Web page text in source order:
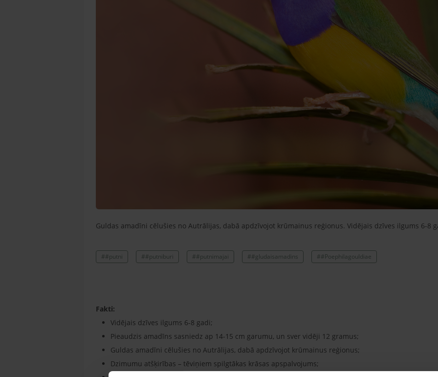
Guldas amadīni cēlušies no Autrālijas, dabā apdzīvojot krūmainus reģionus. Vidējais dzīves ilgums 6-8
##putni ##putniburi ##putnimajai ##gludaisamadins ##Poephilagouldiae
Fakti:
Vidējais dzīves ilgums 6-8 gadi;
Pieaudzis amadīns sasniedz ap 14-15 cm garumu, un sver vidēji 12 gramus;
Guldas amadīni cēlušies no Autrālijas, dabā apdzīvojot krūmainus reģionus;
Dzimumu atšķirības – tēviņiem spilgtākas krāsas apspalvojums;